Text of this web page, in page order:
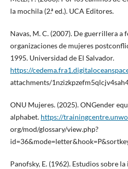
la mochila (2.ª ed.). UCA Editores.
Navas, M. C. (2007). De guerrillera a
organizaciones de mujeres
1995. Universidad de El Salvador.
https://
attachments/
ONU Mujeres. (2025). ONGender
alphabet. https://
org/mod/glossary/view.php?
Panofsky, E. (1962). Estudios sobre